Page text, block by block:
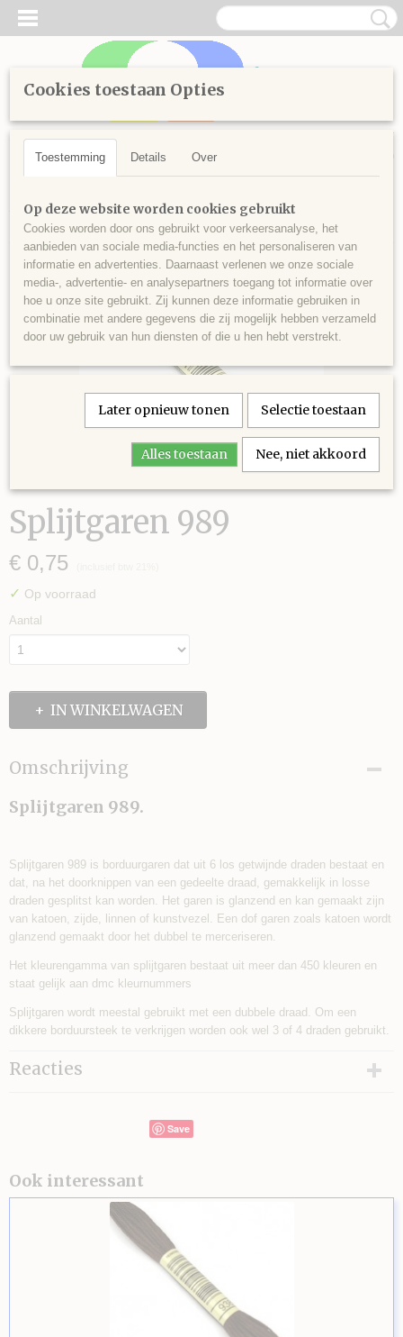
Inloggen Registreren
UW WINKELWAGEN
Home >Handwerken>Borduren>Splijtgaren>
900>Splijtgaren 989
Splijtgaren 989
€ 0,75
✓ Op voorraad
Aantal
IN WINKELWAGEN
Omschrijving
Splijtgaren 989.
Splijtgaren 989 is borduurgaren dat uit 6 los getwijnde draden bestaat en
dat, na het doorknippen van een gedeelte draad, gemakkelijk in losse
draden gesplitst kan worden. Het garen is glanzend en kan gemaakt zijn
van katoen, zijde, linnen of kunstvezel. Een dof garen zoals katoen wordt
glanzend gemaakt door het dubbel te merceriseren.
Het kleurengamma van splijtgaren bestaat uit meer dan 450 kleuren en
staat gelijk aan dmc kleurnummers
Splijtgaren wordt meestal gebruikt met een dubbele draad. Om een
dikkere borduursteek te verkrijgen worden ook wel 3 of 4 draden gebruikt.
Reacties
Save
Ook interessant
Cookies toestaan Opties
Toestemming Details Over
Op deze website worden cookies gebruikt
Cookies worden door ons gebruikt voor verkeersanalyse, het
aanbieden van sociale media-functies en het personaliseren van
informatie en advertenties. Daarnaast verlenen we onze sociale
media-, advertentie- en analysepartners toegang tot informatie over
hoe u onze site gebruikt. Zij kunnen deze informatie gebruiken in
combinatie met andere gegevens die zij mogelijk hebben verzameld
door uw gebruik van hun diensten of die u hen hebt verstrekt.
Later opnieuw tonen Selectie toestaan
Alles toestaan Nee, niet akkoord